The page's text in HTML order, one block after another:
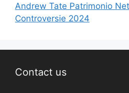
Andrew Tate Patrimonio
Controversie 2024
Contact us